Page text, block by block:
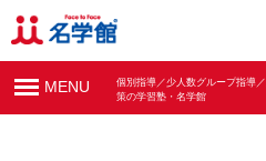
MENU
個別指導／少人数グループ指導
策の学習塾・名学館